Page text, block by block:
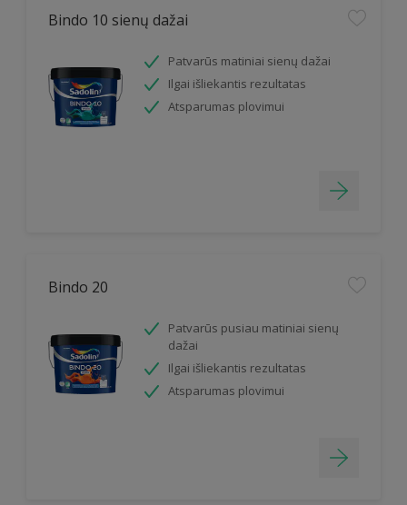
Bindo 10 sienų dažai
Patvarūs matiniai sienų dažai
Ilgai išliekantis rezultatas
Atsparumas plovimui
Bindo 20
Patvarūs pusiau matiniai sienų
dažai
Ilgai išliekantis rezultatas
Atsparumas plovimui